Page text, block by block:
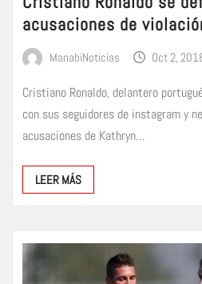
acusaciones de
ManabiNoticias Oct 2,
Cristiano Ronaldo, delantero
con sus seguidores de instagram y
acusaciones de Kathryn…
LEER MÁS